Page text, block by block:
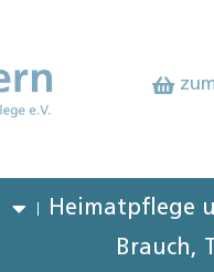
Heimatpflege
Brauch,